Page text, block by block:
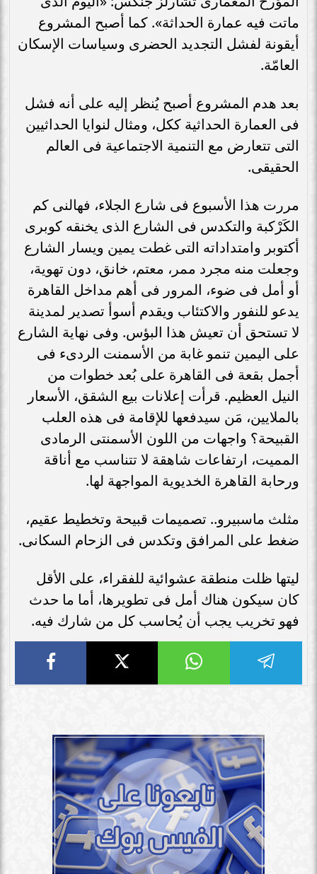
ماتت فيه عمارة الحداثة». كما أصبح المشروع
أيقونة لفشل التجديد الحضرى وسياسات الإسكان
العامّة.
بعد هدم المشروع أصبح يُنظر إليه على أنه فشل
فى العمارة الحداثية ككل، ومثال لنوايا الحداثيين
التى تتعارض مع التنمية الاجتماعية فى العالم
الحقيقى.
مررت هذا الأسبوع فى شارع الجلاء، فهالنى كم
الكَرْكبة والتكدس فى الشارع الذى يخنقه كوبرى
أكتوبر وامتداداته التى غطت يمين ويسار الشارع
وجعلت منه مجرد ممر، معتم، خانق، دون تهوية،
أو أمل فى ضوء، المرور فى أهم مداخل القاهرة
يدعو للنفور والاكتئاب ويقدم أسوأ تصدير لمدينة
لا تستحق أن تعيش هذا البؤس. وفى نهاية الشارع
على اليمين تنمو غابة من الأسمنت الردىء فى
أجمل بقعة فى القاهرة على بُعد خطوات من
النيل العظيم. قرأت إعلانات بيع الشقق، الأسعار
بالملايين، مَن سيدفعها للإقامة فى هذه العلب
القبيحة؟ واجهات من اللون الأسمنتى الرمادى
المميت، ارتفاعات شاهقة لا تتناسب مع أناقة
ورحابة القاهرة الخديوية المواجهة لها.
مثلث ماسبيرو.. تصميمات قبيحة وتخطيط عقيم،
ضغط على المرافق وتكدس فى الزحام السكانى.
ليتها ظلت منطقة عشوائية للفقراء، على الأقل
كان سيكون هناك أمل فى تطويرها، أما ما حدث
فهو تخريب يجب أن يُحاسب كل من شارك فيه.